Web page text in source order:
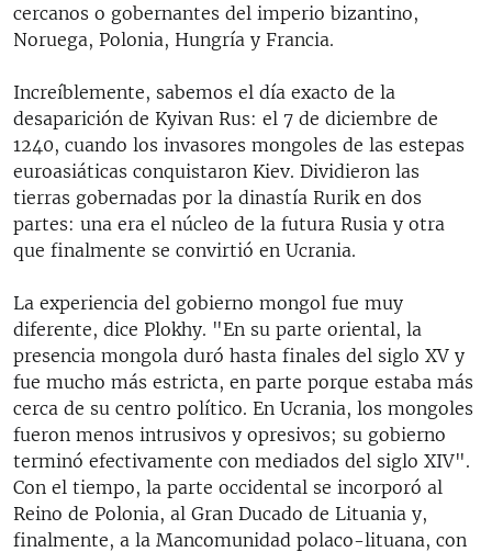
cercanos o gobernantes del imperio bizantino,
Noruega, Polonia, Hungría y Francia.
Increíblemente, sabemos el día exacto de la
desaparición de Kyivan Rus: el 7 de diciembre de
1240, cuando los invasores mongoles de las estepas
euroasiáticas conquistaron Kiev. Dividieron las
tierras gobernadas por la dinastía Rurik en dos
partes: una era el núcleo de la futura Rusia y otra
que finalmente se convirtió en Ucrania.
La experiencia del gobierno mongol fue muy
diferente, dice Plokhy. "En su parte oriental, la
presencia mongola duró hasta finales del siglo XV y
fue mucho más estricta, en parte porque estaba más
cerca de su centro político. En Ucrania, los mongoles
fueron menos intrusivos y opresivos; su gobierno
terminó efectivamente con mediados del siglo XIV".
Con el tiempo, la parte occidental se incorporó al
Reino de Polonia, al Gran Ducado de Lituania y,
finalmente, a la Mancomunidad polaco-lituana, con